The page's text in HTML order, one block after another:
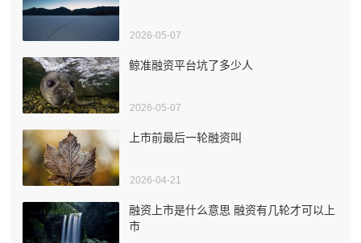
2026-05-07
鲸准融资平台坑了多少人
2026-05-07
上市前最后一轮融资叫
2026-04-21
融资上市是什么意思 融资有几轮才可以上
市